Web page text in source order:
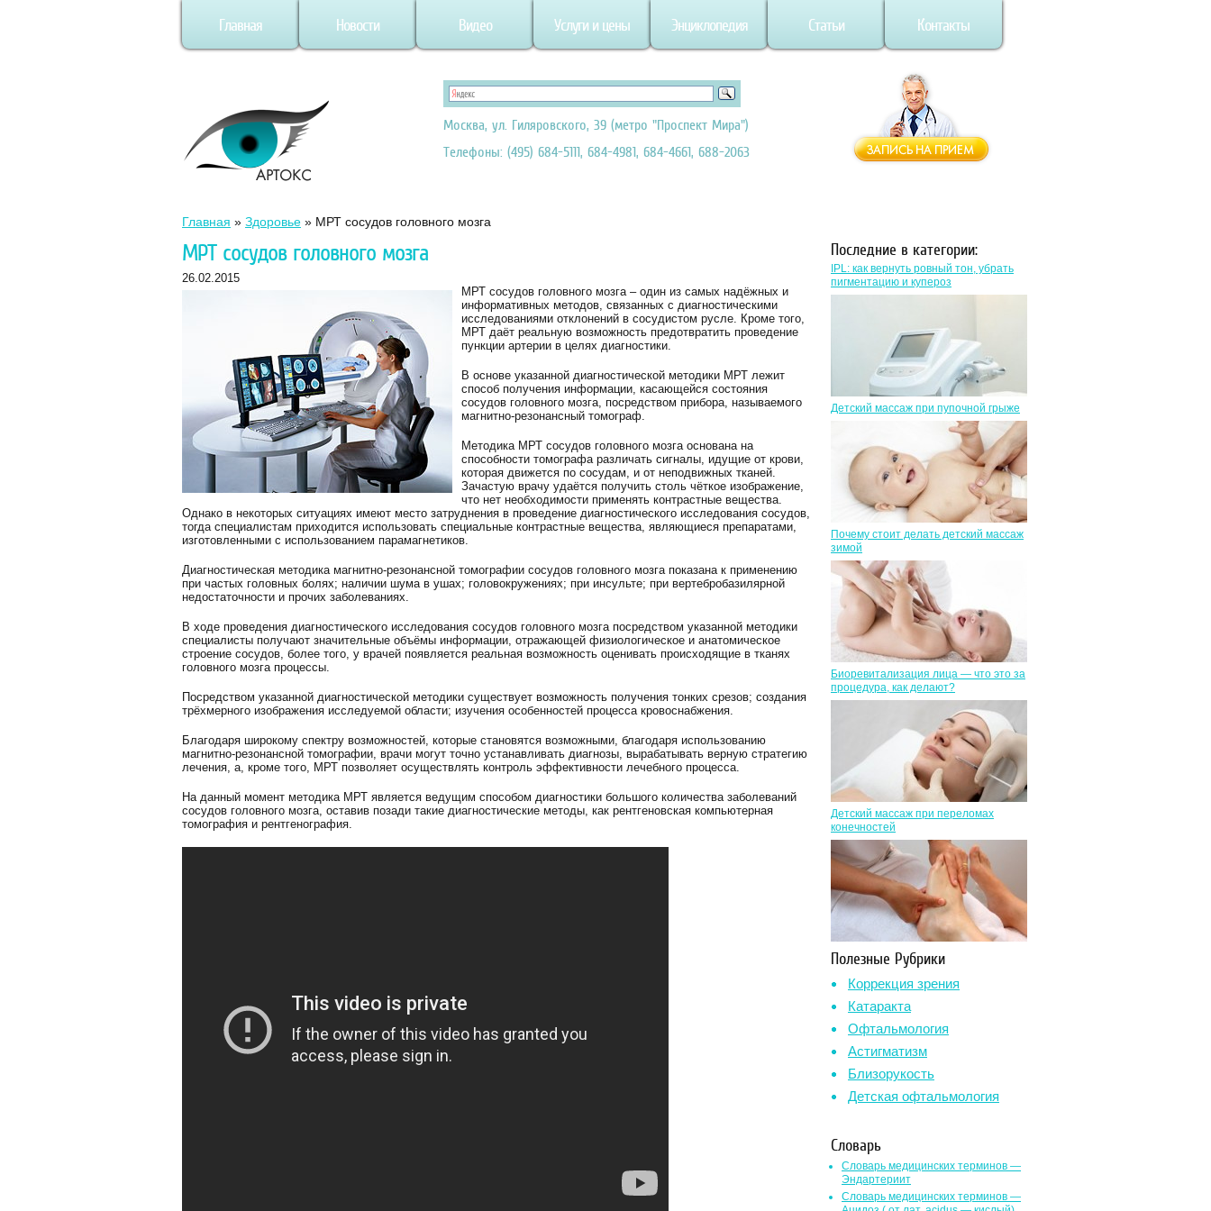
Главная Новости Видео Услуги и цены Энциклопедия Статьи Контакты
Москва, ул. Гиляровского, 39 (метро "Проспект Мира")
Телефоны: (495) 684-5111, 684-4981, 684-4661, 688-2063
Главная » Здоровье » МРТ сосудов головного мозга
МРТ сосудов головного мозга
26.02.2015
МРТ сосудов головного мозга – один из самых надёжных и
информативных методов, связанных с диагностическими
исследованиями отклонений в сосудистом русле. Кроме того,
МРТ даёт реальную возможность предотвратить проведение
пункции артерии в целях диагностики.
В основе указанной диагностической методики МРТ лежит
способ получения информации, касающейся состояния
сосудов головного мозга, посредством прибора, называемого
магнитно-резонансный томограф.
Методика МРТ сосудов головного мозга основана на
способности томографа различать сигналы, идущие от крови,
которая движется по сосудам, и от неподвижных тканей.
Зачастую врачу удаётся получить столь чёткое изображение,
что нет необходимости применять контрастные вещества.
Однако в некоторых ситуациях имеют место затруднения в проведение диагностического исследования сосудов,
тогда специалистам приходится использовать специальные контрастные вещества, являющиеся препаратами,
изготовленными с использованием парамагнетиков.
Диагностическая методика магнитно-резонансной томографии сосудов головного мозга показана к применению
при частых головных болях; наличии шума в ушах; головокружениях; при инсульте; при вертебробазилярной
недостаточности и прочих заболеваниях.
В ходе проведения диагностического исследования сосудов головного мозга посредством указанной методики
специалисты получают значительные объёмы информации, отражающей физиологическое и анатомическое
строение сосудов, более того, у врачей появляется реальная возможность оценивать происходящие в тканях
головного мозга процессы.
Посредством указанной диагностической методики существует возможность получения тонких срезов; создания
трёхмерного изображения исследуемой области; изучения особенностей процесса кровоснабжения.
Благодаря широкому спектру возможностей, которые становятся возможными, благодаря использованию
магнитно-резонансной томографии, врачи могут точно устанавливать диагнозы, вырабатывать верную стратегию
лечения, а, кроме того, МРТ позволяет осуществлять контроль эффективности лечебного процесса.
На данный момент методика МРТ является ведущим способом диагностики большого количества заболеваний
сосудов головного мозга, оставив позади такие диагностические методы, как рентгеновская компьютерная
томография и рентгенография.
Последние в категории:
IPL: как вернуть ровный тон, убрать
пигментацию и купероз
Детский массаж при пупочной грыже
Почему стоит делать детский массаж
зимой
Биоревитализация лица — что это за
процедура, как делают?
Детский массаж при переломах
конечностей
Полезные Рубрики
Коррекция зрения
Катаракта
Офтальмология
Астигматизм
Близорукость
Детская офтальмология
Словарь
Словарь медицинских терминов —
Эндартериит
Словарь медицинских терминов —